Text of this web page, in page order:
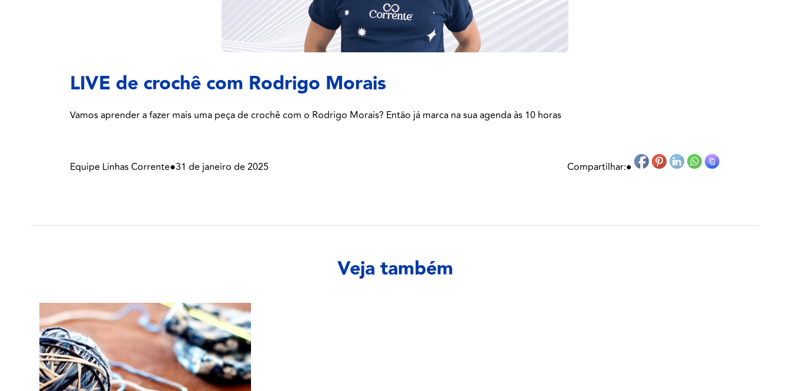
LIVE de crochê com Rodrigo Morais
Vamos aprender a fazer mais uma peça de crochê com o Rodrigo Morais? Então já marca na sua agenda às 10 horas
Equipe Linhas Corrente●31 de janeiro de 2025 Compartilhar:●
Veja também